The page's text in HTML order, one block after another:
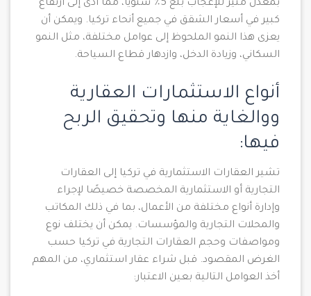
بمعدل مثير للإعجاب بلغ 5٪ سنويًا، مما أدى إلى ارتفاع
كبير في أسعار الشقق في جميع أنحاء تركيا. ويمكن أن
يعزى هذا النمو الملحوظ إلى عوامل مختلفة، مثل النمو
السكاني، وزيادة الدخل، وازدهار قطاع السياحة.
أنواع الاستثمارات العقارية
ووالغاية منها وتحقيق الربح
فيها:
تشير العقارات الاستثمارية في تركيا إلى العقارات
التجارية أو الاستثمارية المخصصة خصيصًا لإجراء
وإدارة أنواع مختلفة من الأعمال، بما في ذلك المكاتب
والمحلات التجارية والمؤسسات. يمكن أن يختلف نوع
ومواصفات وحجم العقارات التجارية في تركيا حسب
الغرض المقصود. قبل شراء عقار استثماري، من المهم
أخذ العوامل التالية بعين الاعتبار: